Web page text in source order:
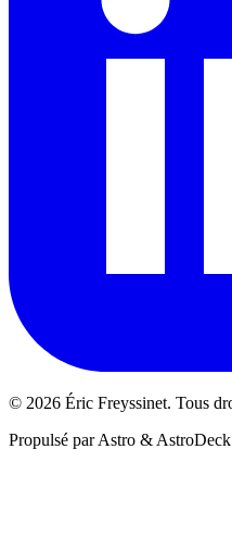
© 2026 Éric Freyssinet. Tous
Propulsé par Astro & AstroDeck